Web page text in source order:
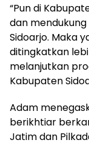
“Pun di
dan
Sidoarjo. Maka
ditingkatkan
melanjutkan
Kabupaten
Adam
berikhtiar
Jatim dan